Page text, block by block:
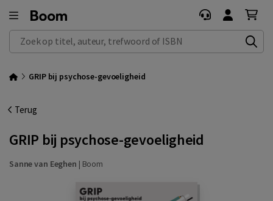
Zoek op titel, auteur, trefwoord of ISBN
GRIP bij psychose-gevoeligheid
Terug
GRIP bij psychose-gevoeligheid
Sanne van Eeghen | Boom